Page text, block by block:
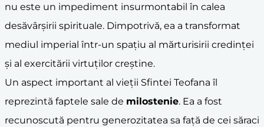
nu este un impediment insurmontabil în calea
desăvârșirii spirituale. Dimpotrivă, ea a transformat
mediul imperial într-un spațiu al mărturisirii credinței
și al exercitării virtuților creștine.
Un aspect important al vieții Sfintei Teofana îl
reprezintă faptele sale de milostenie. Ea a fost
recunoscută pentru generozitatea sa față de cei săraci